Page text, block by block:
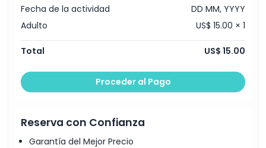
Cómo Canjear
Fecha de la actividad
DD MM, YYYY
Adulto
US$ 15.00 × 1
Total US$ 15.00
Proceder al Pago
Reserva con Confianza
Garantía del Mejor Precio